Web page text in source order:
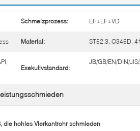
Schmelzprozess: EF+LF+VD
Material: ST52.3, Q345D,
Exekutivstandard:
JB/GB/EN/DIN/
die hohles Vierkantrohr schmieden